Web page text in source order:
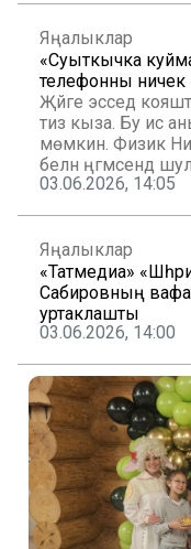
Яңалыклар
«Суыткычка
телефонны ничек
Җәйге эсседә
тиз кыза. Бу исә
мөмкин. Физик
белән әңгәмәсендә
03.06.2026, 14:05
Яңалыклар
«Татмедиа»
Сабировның
уртаклашты
03.06.2026, 14:00